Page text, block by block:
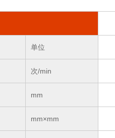
单位
次/min
mm
mm×mm